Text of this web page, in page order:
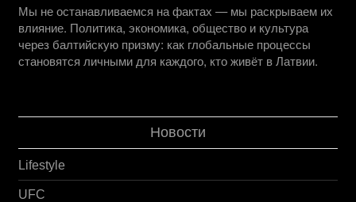
Мы не останавливаемся на фактах — мы раскрываем их
влияние. Политика, экономика, общество и культура
через балтийскую призму: как глобальные процессы
становятся личными для каждого, кто живёт в Латвии.
Новости
Lifestyle
UFC